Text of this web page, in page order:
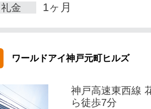
礼金 1ヶ月
ワールドアイ神戸元町ヒルズ
神戸高速東西線
ら徒歩7分